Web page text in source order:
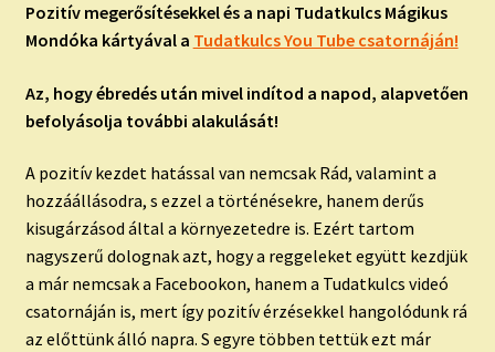
Pozitív megerősítésekkel és a napi Tudatkulcs Mágikus
Mondóka kártyával a Tudatkulcs You Tube csatornáján!
Az, hogy ébredés után mivel indítod a napod, alapvetően
befolyásolja további alakulását!
A pozitív kezdet hatással van nemcsak Rád, valamint a
hozzáállásodra, s ezzel a történésekre, hanem derűs
kisugárzásod által a környezetedre is. Ezért tartom
nagyszerű dolognak azt, hogy a reggeleket együtt kezdjük
a már nemcsak a Facebookon, hanem a Tudatkulcs videó
csatornáján is, mert így pozitív érzésekkel hangolódunk rá
az előttünk álló napra. S egyre többen tettük ezt már